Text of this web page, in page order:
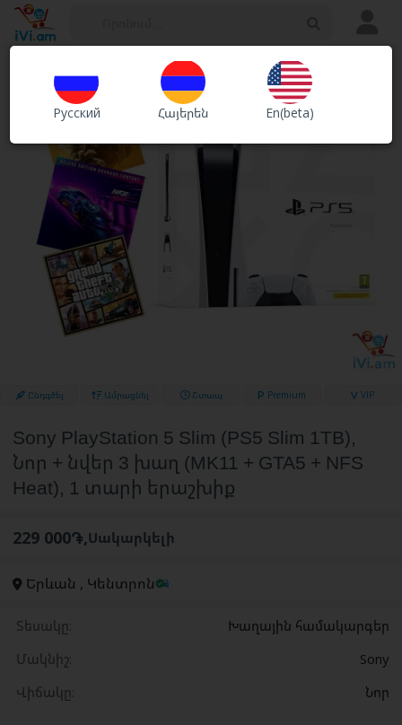
Русский Հայերեն En(beta)
Հայտարարություններ
Խանութներ
Ընդգծել Ամրացնել Շտապ Premium VIP
Sony PlayStation 5 Slim (PS5 Slim 1TB),
Նոր + նվեր 3 խաղ (MK11 + GTA5 + NFS
Heat), 1 տարի երաշխիք
229 000֏,Սակարկելի
Երևան , Կենտրոն
Տեսակը:
Խաղային համակարգեր
Մակնիշ:
Sony
Վիճակը:
Նոր